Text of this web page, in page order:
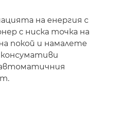
на енергия с
с ниска точка на
покой и намалете